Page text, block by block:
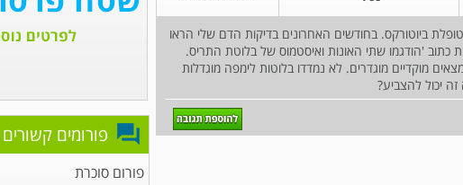
ומטופלת ביוטורקס. בחודשים האחרונים בדיקות הדם שלי הראו
כתוב 'הודגמו שתי האונות ואיסטמוס של בלוטת התריס.
מוקדיים מוגדרים. לא נמדדו בלוטות לימפה מוגדלות
יכול להצביע?
פורומים קשורים
פורום סוכרת